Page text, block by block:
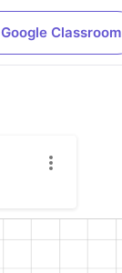
Google Classroom